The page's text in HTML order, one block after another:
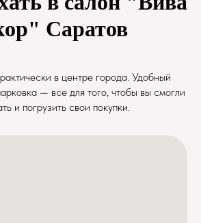
Саратов
в центре города. Удобный
— все для того, чтобы вы смогли
и погрузить свои покупки.